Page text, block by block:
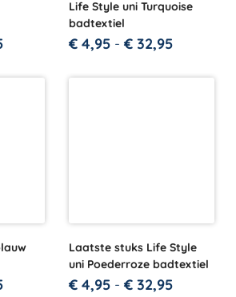
Life Style uni Turquoise
badtextiel
€ 4,95 - € 32,95
Laatste stuks Life Style
uni Poederroze badtextiel
€ 4,95 - € 32,95